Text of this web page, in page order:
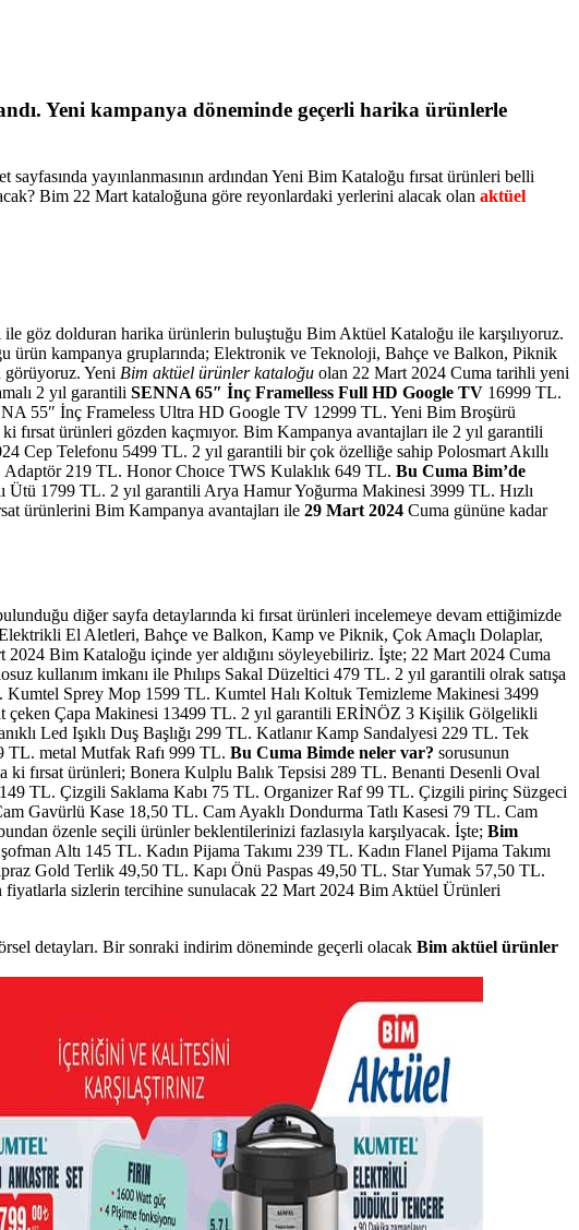
Yeni kampanya döneminde geçerli harika ürünlerle
yayınlanmasının ardından Yeni Bim Kataloğu fırsat ürünleri belli
Bim 22 Mart kataloğuna göre reyonlardaki yerlerini alacak olan aktüel
göz dolduran harika ürünlerin buluştuğu Bim Aktüel Kataloğu ile karşılıyoruz.
ürün kampanya gruplarında; Elektronik ve Teknoloji, Bahçe ve Balkon, Piknik
Yeni Bim aktüel ürünler kataloğu olan 22 Mart 2024 Cuma tarihli yeni
2 yıl garantili SENNA 65″ İnç Framelless Full HD Google TV 16999 TL.
55″ İnç Frameless Ultra HD Google TV 12999 TL. Yeni Bim Broşürü
fırsat ürünleri gözden kaçmıyor. Bim Kampanya avantajları ile 2 yıl garantili
Cep Telefonu 5499 TL. 2 yıl garantili bir çok özelliğe sahip Polosmart Akıllı
219 TL. Honor Choıce TWS Kulaklık 649 TL. Bu Cuma Bim’de
Ütü 1799 TL. 2 yıl garantili Arya Hamur Yoğurma Makinesi 3999 TL. Hızlı
ürünlerini Bim Kampanya avantajları ile 29 Mart 2024 Cuma gününe kadar
diğer sayfa detaylarında ki fırsat ürünleri incelemeye devam ettiğimizde
El Aletleri, Bahçe ve Balkon, Kamp ve Piknik, Çok Amaçlı Dolaplar,
2024 Bim Kataloğu içinde yer aldığını söyleyebiliriz. İşte; 22 Mart 2024 Cuma
kullanım imkanı ile Phılıps Sakal Düzeltici 479 TL. 2 yıl garantili olrak satışa
Sprey Mop 1599 TL. Kumtel Halı Koltuk Temizleme Makinesi 3499
çeken Çapa Makinesi 13499 TL. 2 yıl garantili ERİNÖZ 3 Kişilik Gölgelikli
Led Işıklı Duş Başlığı 299 TL. Katlanır Kamp Sandalyesi 229 TL. Tek
TL. metal Mutfak Rafı 999 TL. Bu Cuma Bimde neler var? sorusunun
ki fırsat ürünleri; Bonera Kulplu Balık Tepsisi 289 TL. Benanti Desenli Oval
TL. Çizgili Saklama Kabı 75 TL. Organizer Raf 99 TL. Çizgili pirinç Süzgeci
Gavürlü Kase 18,50 TL. Cam Ayaklı Dondurma Tatlı Kasesi 79 TL. Cam
özenle seçili ürünler beklentilerinizi fazlasıyla karşılyacak. İşte; Bim
Altı 145 TL. Kadın Pijama Takımı 239 TL. Kadın Flanel Pijama Takımı
Gold Terlik 49,50 TL. Kapı Önü Paspas 49,50 TL. Star Yumak 57,50 TL.
sizlerin tercihine sunulacak 22 Mart 2024 Bim Aktüel Ürünleri
detayları. Bir sonraki indirim döneminde geçerli olacak Bim aktüel ürünler